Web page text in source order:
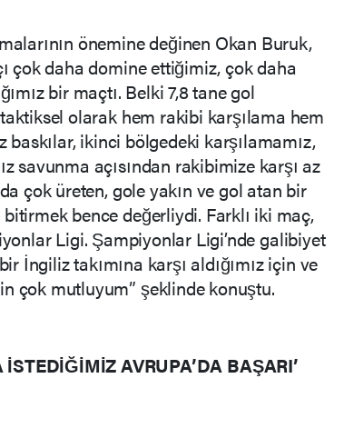
önemine değinen Okan Buruk,
çok daha domine ettiğimiz, çok daha
bir maçtı. Belki 7,8 tane gol
olarak hem rakibi karşılama hem
ikinci bölgedeki karşılamamız,
savunma açısından rakibimize karşı az
çok üreten, gole yakın ve gol atan bir
bence değerliydi. Farklı iki maç,
Ligi. Şampiyonlar Ligi’nde galibiyet
İngiliz takımına karşı aldığımız için ve
çok mutluyum” şeklinde konuştu.
AVRUPA’DA BAŞARI’